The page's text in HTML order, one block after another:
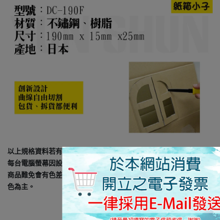
以上規格資料若有任何錯誤，以原廠規格所公佈資料為準。
每台電腦螢幕因設定及廠牌的不同，皆會影響顯示器的顏色呈現，
商品難免會有色差及個人感官認知的差異， 所以出貨以實際商品顏
色為主。